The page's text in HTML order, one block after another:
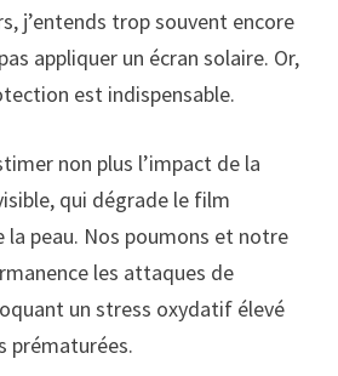
j’entends trop souvent encore
appliquer un écran solaire. Or,
est indispensable.
non plus l’impact de la
qui dégrade le film
peau. Nos poumons et notre
les attaques de
un stress oxydatif élevé
prématurées.